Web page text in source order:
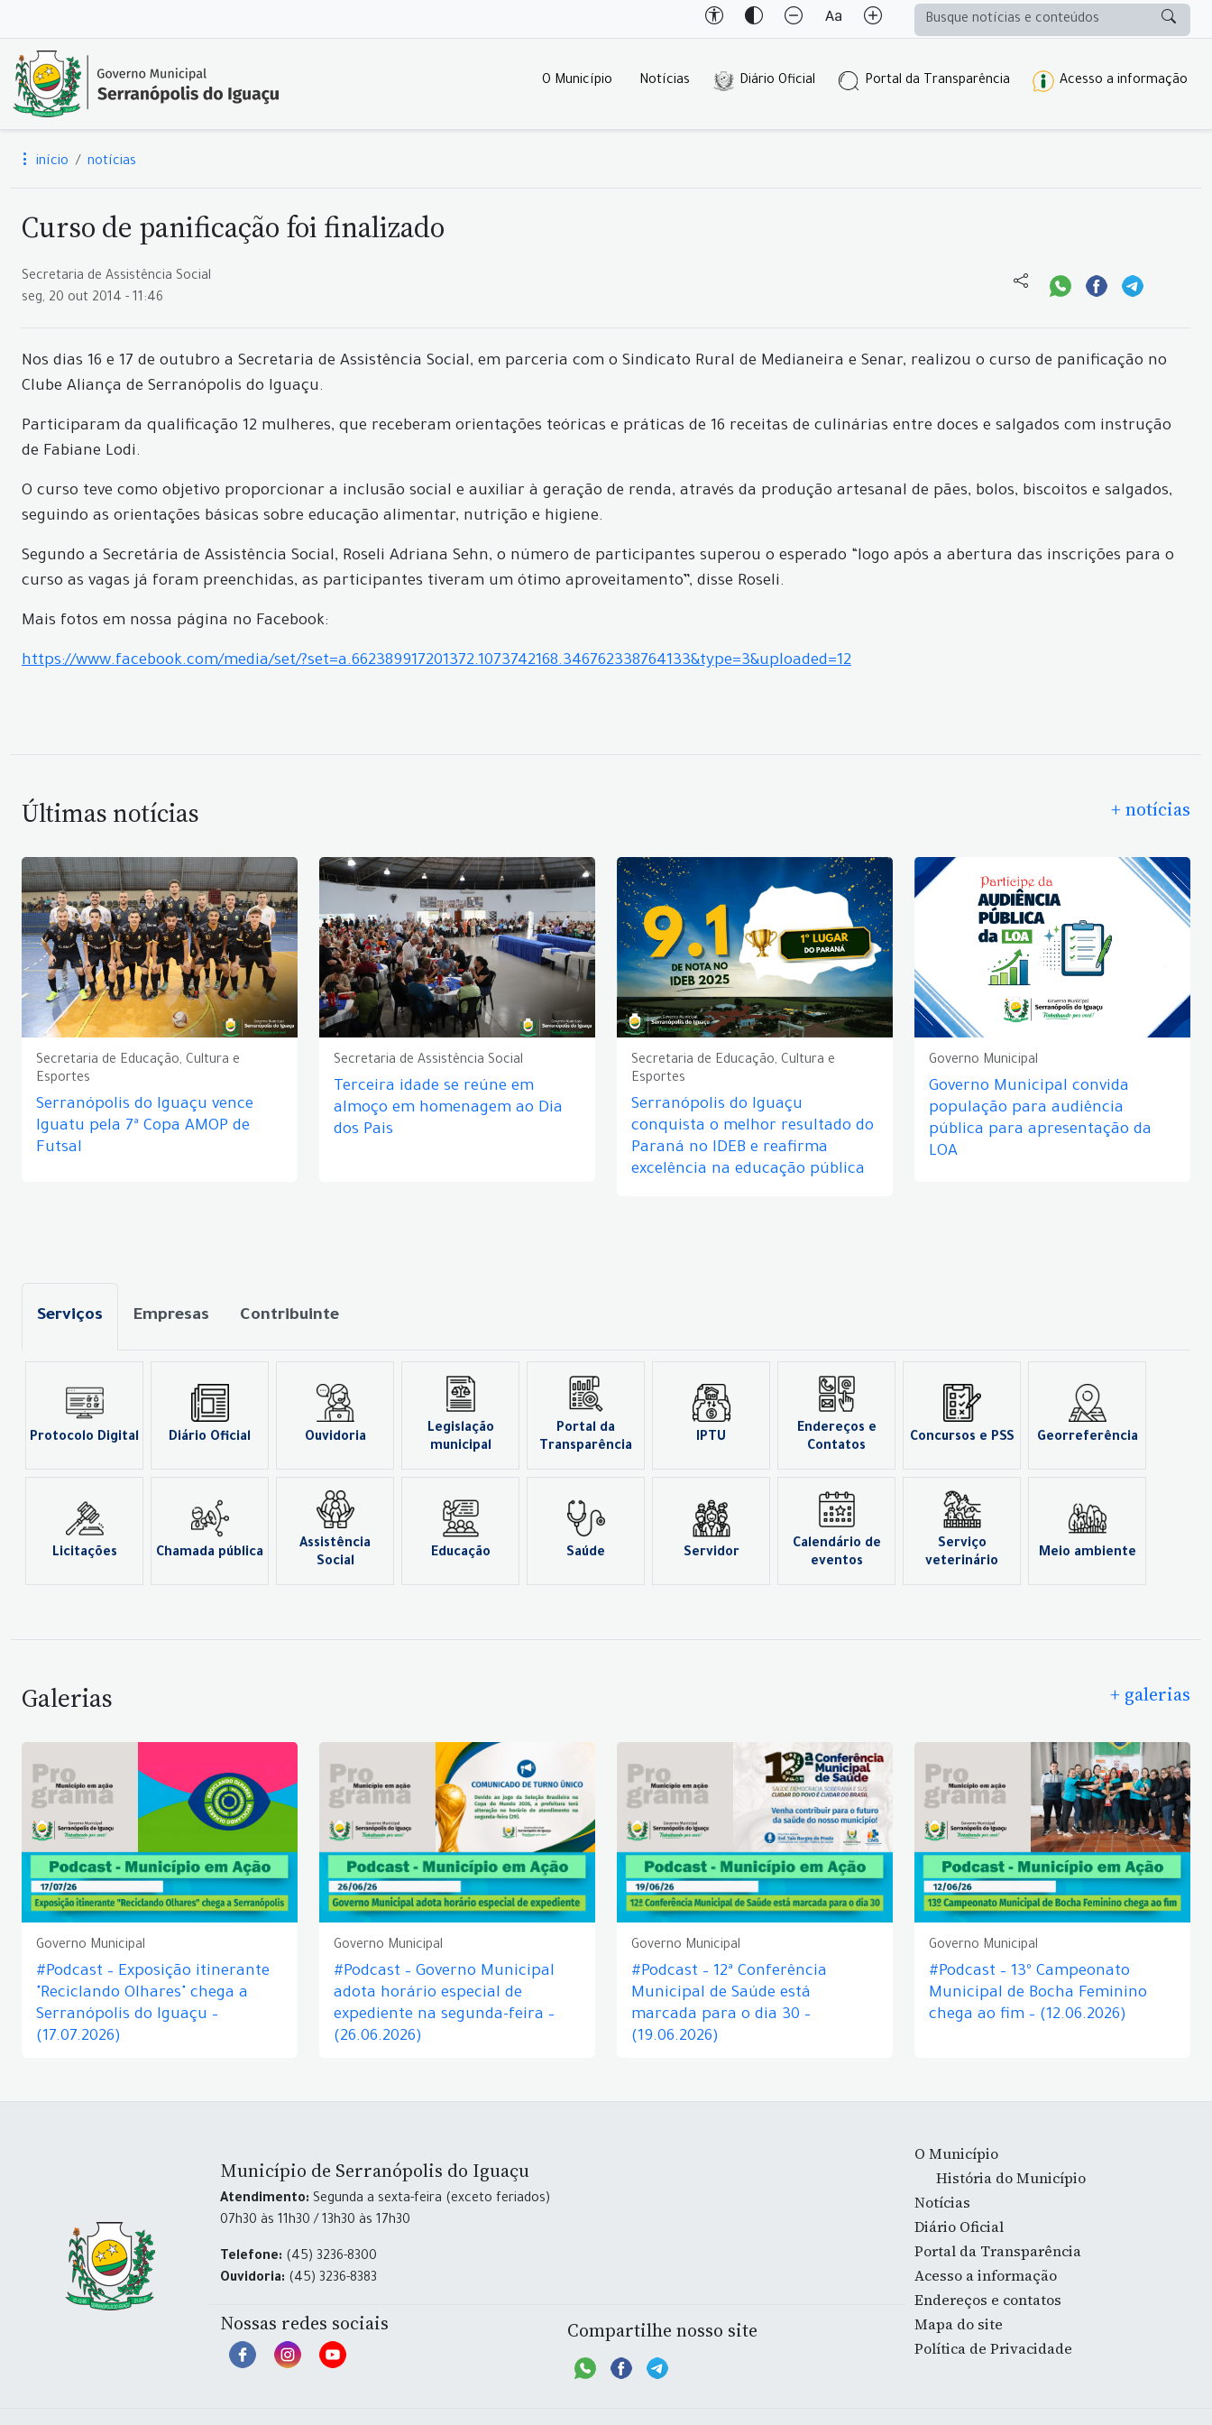
O Município Notícias Diário Oficial Portal da Transparência Acesso a informação
início notícias
Curso de panificação foi finalizado
Secretaria de Assistência Social
seg, 20 out 2014 - 11:46
Nos dias 16 e 17 de outubro a Secretaria de Assistência Social, em parceria com o Sindicato Rural de Medianeira e Senar, realizou o curso de panificação no
Clube Aliança de Serranópolis do Iguaçu.
Participaram da qualificação 12 mulheres, que receberam orientações teóricas e práticas de 16 receitas de culinárias entre doces e salgados com instrução
de Fabiane Lodi.
O curso teve como objetivo proporcionar a inclusão social e auxiliar à geração de renda, através da produção artesanal de pães, bolos, biscoitos e salgados,
seguindo as orientações básicas sobre educação alimentar, nutrição e higiene.
Segundo a Secretária de Assistência Social, Roseli Adriana Sehn, o número de participantes superou o esperado “logo após a abertura das inscrições para o
curso as vagas já foram preenchidas, as participantes tiveram um ótimo aproveitamento”, disse Roseli.
Mais fotos em nossa página no Facebook:
https://www.facebook.com/media/set/?set=a.662389917201372.1073742168.346762338764133&type=3&uploaded=12
Últimas notícias + notícias
Secretaria de Educação, Cultura e
Esportes
Serranópolis do Iguaçu vence
Iguatu pela 7ª Copa AMOP de
Futsal
Secretaria de Assistência Social
Terceira idade se reúne em
almoço em homenagem ao Dia
dos Pais
Secretaria de Educação, Cultura e
Esportes
Serranópolis do Iguaçu
conquista o melhor resultado do
Paraná no IDEB e reafirma
excelência na educação pública
Governo Municipal
Governo Municipal convida
população para audiência
pública para apresentação da
LOA
Serviços Empresas Contribuinte
Protocolo Digital Diário Oficial Ouvidoria
Legislação
municipal
Portal da
Transparência
IPTU
Endereços e
Contatos
Concursos e PSS Georreferência
Licitações Chamada pública
Assistência
Social
Educação Saúde Servidor
Calendário de
eventos
Serviço
veterinário
Meio ambiente
Galerias + galerias
Governo Municipal
#Podcast – Exposição itinerante
"Reciclando Olhares" chega a
Serranópolis do Iguaçu –
(17.07.2026)
Governo Municipal
#Podcast – Governo Municipal
adota horário especial de
expediente na segunda-feira –
(26.06.2026)
Governo Municipal
#Podcast – 12ª Conferência
Municipal de Saúde está
marcada para o dia 30 –
(19.06.2026)
Governo Municipal
#Podcast – 13º Campeonato
Municipal de Bocha Feminino
chega ao fim – (12.06.2026)
Município de Serranópolis do Iguaçu
Atendimento: Segunda a sexta-feira (exceto feriados)
07h30 às 11h30 / 13h30 às 17h30
Telefone: (45) 3236-8300
Ouvidoria: (45) 3236-8383
Nossas redes sociais Compartilhe nosso site
O Município
História do Município
Notícias
Diário Oficial
Portal da Transparência
Acesso a informação
Endereços e contatos
Mapa do site
Política de Privacidade